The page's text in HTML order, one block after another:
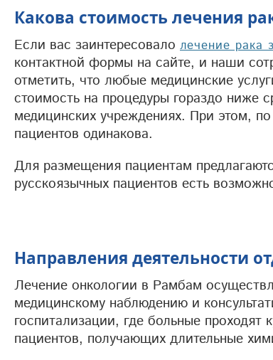
Какова стоимость лечения
Если вас заинтересовало лечение рака
контактной формы на сайте, и наши
отметить, что любые медицинские
стоимость на процедуры гораздо ниже
медицинских учреждениях. При этом,
пациентов одинакова.
Для размещения пациентам
русскоязычных пациентов есть
Направления деятельности
Лечение онкологии в Рамбам
медицинскому наблюдению и
госпитализации, где больные
пациентов, получающих длительные